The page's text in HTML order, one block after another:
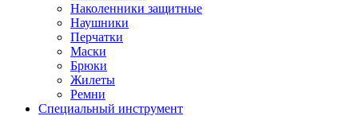
Наколенники защитные
Наушники
Перчатки
Маски
Брюки
Жилеты
Ремни
Специальный инструмент